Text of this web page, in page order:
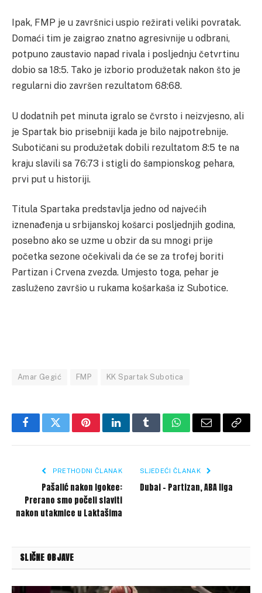
Ipak, FMP je u završnici uspio režirati veliki povratak.
Domaći tim je zaigrao znatno agresivnije u odbrani,
potpuno zaustavio napad rivala i posljednju četvrtinu
dobio sa 18:5. Tako je izborio produžetak nakon što je
regularni dio završen rezultatom 68:68.
U dodatnih pet minuta igralo se čvrsto i neizvjesno, ali
je Spartak bio prisebniji kada je bilo najpotrebnije.
Subotičani su produžetak dobili rezultatom 8:5 te na
kraju slavili sa 76:73 i stigli do šampionskog pehara,
prvi put u historiji.
Titula Spartaka predstavlja jedno od najvećih
iznenađenja u srbijanskoj košarci posljednjih godina,
posebno ako se uzme u obzir da su mnogi prije
početka sezone očekivali da će se za trofej boriti
Partizan i Crvena zvezda. Umjesto toga, pehar je
zasluženo završio u rukama košarkaša iz Subotice.
Amar Gegić FMP KK Spartak Subotica
FacebookTwitterPinterestLinkedInTumblrWhatsApp
Email Copy
PRETHODNI ČLANAK
Pašalić nakon Igokee:
Prerano smo počeli slaviti
nakon utakmice u Laktašima
SLJEDEĆI ČLANAK
Dubai – Partizan, ABA liga
SLIČNE OBJAVE